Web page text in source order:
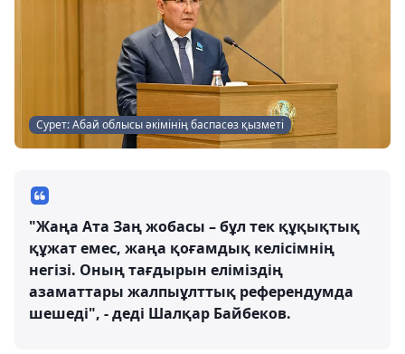
Сурет: Абай облысы әкімінің баспасөз қызметі
"Жаңа Ата Заң жобасы – бұл тек құқықтық
құжат емес, жаңа қоғамдық келісімнің
негізі. Оның тағдырын еліміздің
азаматтары жалпыұлттық референдумда
шешеді", - деді Шалқар Байбеков.